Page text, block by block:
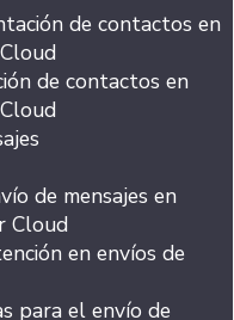
de contactos en
de contactos en
de mensajes en
Cloud
en envíos de
para el envío de